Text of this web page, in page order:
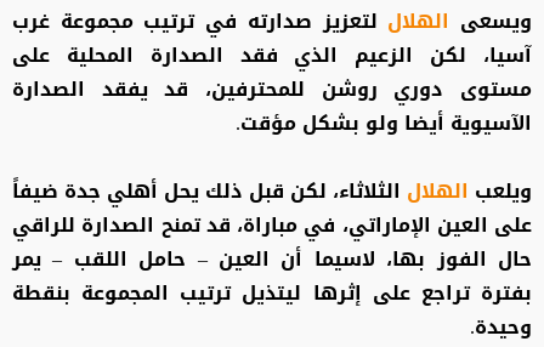
ويسعى الهلال لتعزيز صدارته في ترتيب مجموعة غرب
آسيا، لكن الزعيم الذي فقد الصدارة المحلية على
مستوى دوري روشن للمحترفين، قد يفقد الصدارة
الآسيوية أيضا ولو بشكل مؤقت.
ويلعب الهلال الثلاثاء، لكن قبل ذلك يحل أهلي جدة ضيفاً
على العين الإماراتي، في مباراة، قد تمنح الصدارة للراقي
حال الفوز بها، لاسيما أن العين – حامل اللقب – يمر
بفترة تراجع على إثرها ليتذيل ترتيب المجموعة بنقطة
وحيدة.